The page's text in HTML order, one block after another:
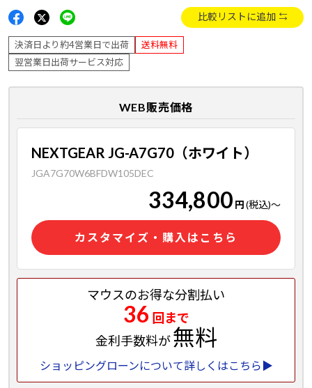
比較リストに追加
決済日より約4営業日で出荷
送料無料
翌営業日出荷サービス対応
WEB販売価格
NEXTGEAR JG-A7G70（ホワイト）
JGA7G70W6BFDW105DEC
334,800 円(税込)～
カスタマイズ・購入はこちら
マウスのお得な分割払い
36 回まで
金利手数料が無料
ショッピングローンについて詳しくはこちら▶